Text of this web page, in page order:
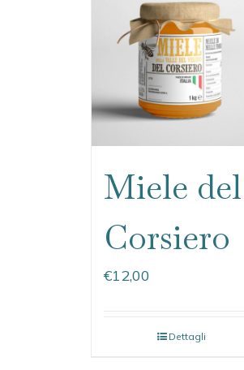
Miele del
Corsiero
€12,00
Dettagli